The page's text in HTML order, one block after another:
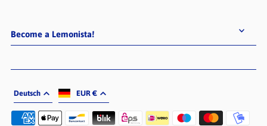
Become a Lemonista!
Deutsch EUR €